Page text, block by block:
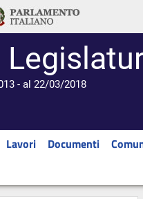
- al 22/03/2018
Lavori Documenti